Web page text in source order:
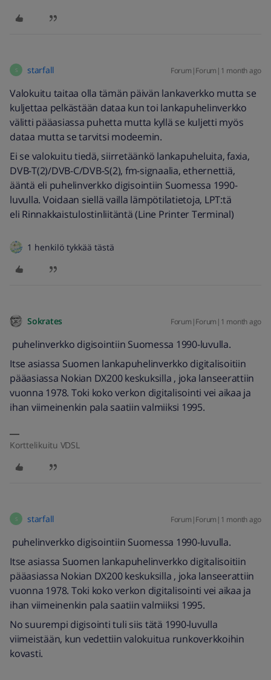
S starfall Forum|Forum|1 month ago
Valokuitu taitaa olla tämän päivän lankaverkko mutta se
kuljettaa pelkästään dataa kun toi lankapuhelinverkko
välitti pääasiassa puhetta mutta kyllä se kuljetti myös
dataa mutta se tarvitsi modeemin.
Ei se valokuitu tiedä, siirretäänkö lankapuheluita, faxia,
DVB-T(2)/DVB-C/DVB-S(2), fm-signaalia, ethernettiä,
ääntä eli puhelinverkko digisointiin Suomessa 1990-
luvulla. Voidaan siellä vailla lämpötilatietoja, LPT:tä
eli Rinnakkaistulostinliitäntä (Line Printer Terminal)
1 henkilö tykkää tästä
Sokrates Forum|Forum|1 month ago
puhelinverkko digisointiin Suomessa 1990-luvulla.
Itse asiassa Suomen lankapuhelinverkko digitalisoitiin
pääasiassa Nokian DX200 keskuksilla , joka lanseerattiin
vuonna 1978. Toki koko verkon digitalisointi vei aikaa ja
ihan viimeinenkin pala saatiin valmiiksi 1995.
Korttelikuitu VDSL
S starfall Forum|Forum|1 month ago
puhelinverkko digisointiin Suomessa 1990-luvulla.
Itse asiassa Suomen lankapuhelinverkko digitalisoitiin
pääasiassa Nokian DX200 keskuksilla , joka lanseerattiin
vuonna 1978. Toki koko verkon digitalisointi vei aikaa ja
ihan viimeinenkin pala saatiin valmiiksi 1995.
No suurempi digisointi tuli siis tätä 1990-luvulla
viimeistään, kun vedettiin valokuitua runkoverkkoihin
kovasti.